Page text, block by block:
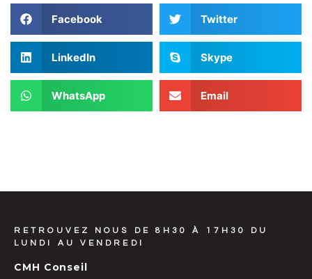
Facebook Twitter
LinkedIn Skype
WhatsApp Email
RETROUVEZ NOUS DE 8H30 À 17H30 DU
LUNDI AU VENDREDI
CMH Conseil